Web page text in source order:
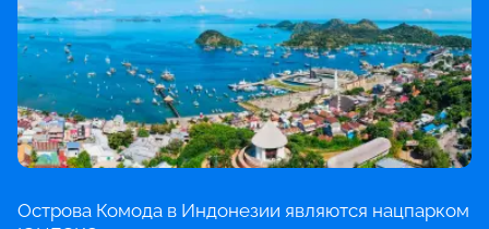
Острова Комода в Индонезии являются нацпарком